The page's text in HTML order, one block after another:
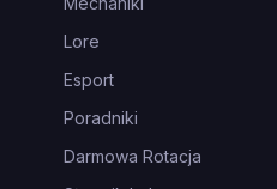
Lore
Esport
Poradniki
Darmowa Rotacja